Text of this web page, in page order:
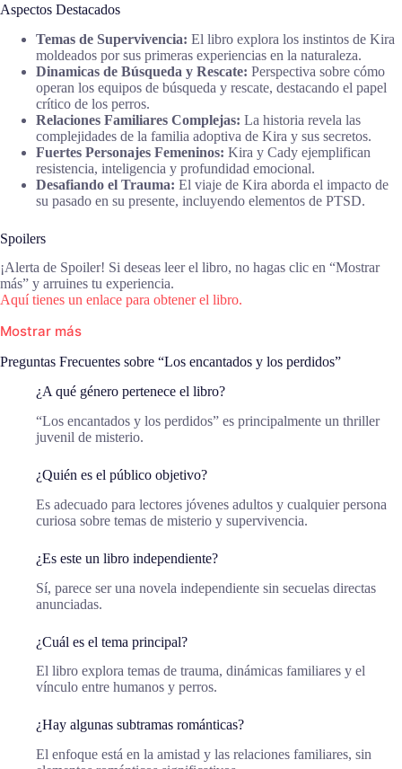
Aspectos Destacados
Temas de Supervivencia: El libro explora los instintos de Kira
moldeados por sus primeras experiencias en la naturaleza.
Dinamicas de Búsqueda y Rescate: Perspectiva sobre cómo
operan los equipos de búsqueda y rescate, destacando el papel
crítico de los perros.
Relaciones Familiares Complejas: La historia revela las
complejidades de la familia adoptiva de Kira y sus secretos.
Fuertes Personajes Femeninos: Kira y Cady ejemplifican
resistencia, inteligencia y profundidad emocional.
Desafiando el Trauma: El viaje de Kira aborda el impacto de
su pasado en su presente, incluyendo elementos de PTSD.
Spoilers
¡Alerta de Spoiler! Si deseas leer el libro, no hagas clic en “Mostrar
más” y arruines tu experiencia.
Aquí tienes un enlace para obtener el libro.
Mostrar más
Preguntas Frecuentes sobre “Los encantados y los perdidos”
¿A qué género pertenece el libro?
“Los encantados y los perdidos” es principalmente un thriller
juvenil de misterio.
¿Quién es el público objetivo?
Es adecuado para lectores jóvenes adultos y cualquier persona
curiosa sobre temas de misterio y supervivencia.
¿Es este un libro independiente?
Sí, parece ser una novela independiente sin secuelas directas
anunciadas.
¿Cuál es el tema principal?
El libro explora temas de trauma, dinámicas familiares y el
vínculo entre humanos y perros.
¿Hay algunas subtramas románticas?
El enfoque está en la amistad y las relaciones familiares, sin